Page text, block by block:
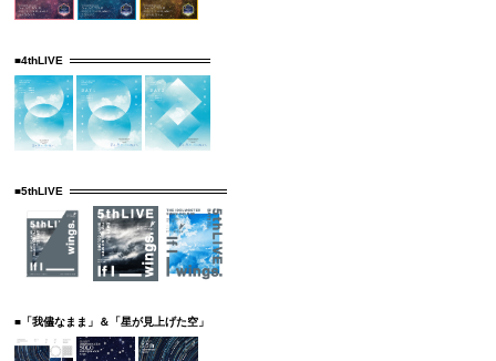
■4thLIVE
■5thLIVE
■「我儘なまま」＆「星が見上げた空」